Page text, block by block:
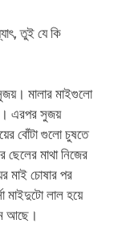
তুই যে কি
মালার মাইগুলো
এরপর সুজয়
বোঁটা গুলো চুষতে
মাথা নিজের
মাই চোষার পর
মাইদুটো লাল হয়ে
আছে।